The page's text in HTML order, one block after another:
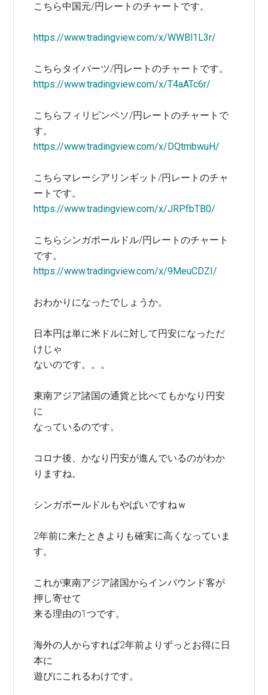
こちら中国元/円レートのチャートです。
https://www.tradingview.com/x/WWBl1L3r/
こちらタイバーツ/円レートのチャートです。
https://www.tradingview.com/x/T4aATc6r/
こちらフィリピンペソ/円レートのチャートで
す。
https://www.tradingview.com/x/DQtmbwuH/
こちらマレーシアリンギット/円レートのチャ
ートです。
https://www.tradingview.com/x/JRPfbTB0/
こちらシンガポールドル/円レートのチャート
です。
https://www.tradingview.com/x/9MeuCDZI/
おわかりになったでしょうか。
日本円は単に米ドルに対して円安になっただ
けじゃ
ないのです。。。
東南アジア諸国の通貨と比べてもかなり円安
に
なっているのです。
コロナ後、かなり円安が進んでいるのがわか
りますね。
シンガポールドルもやばいですねｗ
2年前に来たときよりも確実に高くなっていま
す。
これが東南アジア諸国からインバウンド客が
押し寄せて
来る理由の1つです。
海外の人からすれば2年前よりずっとお得に日
本に
遊びにこれるわけです。